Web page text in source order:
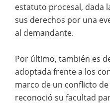
estatuto procesal, dada
sus derechos por una
al demandante.
Por último, también es
adoptada frente a los
marco de un conflicto
reconoció su facultad